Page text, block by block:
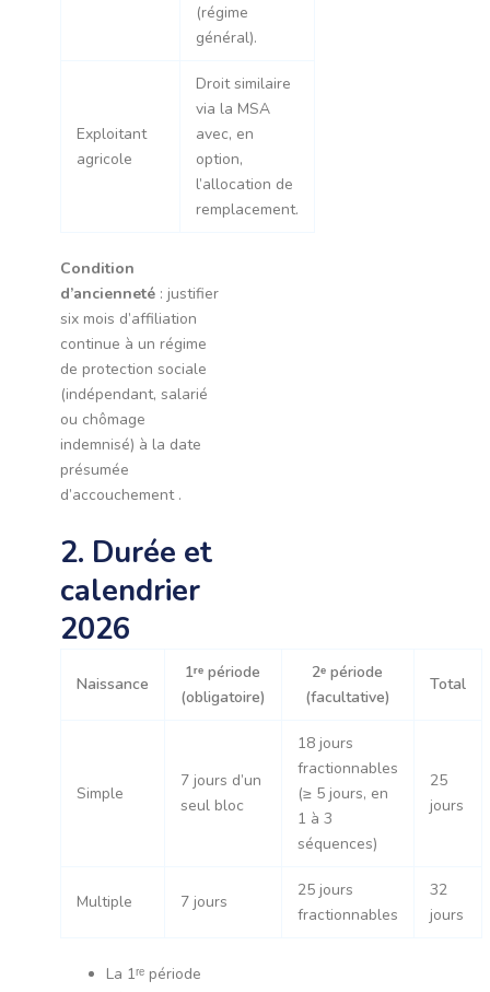
(régime
général).
Exploitant
agricole
Droit similaire
via la MSA
avec, en
option,
l’allocation de
remplacement.
Condition
d’ancienneté: justifier
six mois d’affiliation
continue à un régime
de protection sociale
(indépendant, salarié
ou chômage
indemnisé) à la date
présumée
d’accouchement .
2. Durée et
calendrier
2026
Naissance
1ʳᵉ période
(obligatoire)
2ᵉ période
(facultative)
Total
Simple
7 jours d’un
seul bloc
18 jours
fractionnables
(≥ 5 jours, en
1 à 3
séquences)
25
jours
Multiple 7 jours
25 jours
fractionnables
32
jours
La 1ʳᵉ période